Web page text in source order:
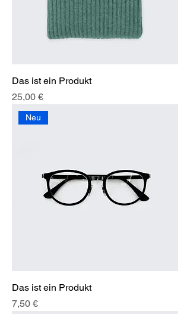
Das ist ein Produkt
Preis
25,00 €
Neu
Das ist ein Produkt
Preis
7,50 €